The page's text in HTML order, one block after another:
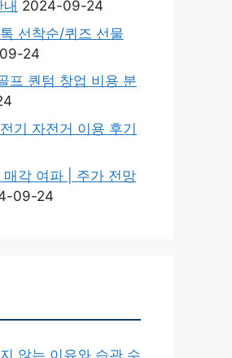
2024-09-24
선착순/퀴즈 선물
24
프 퀀텀 창업 비용 분
기 자전거 이용 후기
매각 여파 | 주가 전망
09-24
않는 이유와 습관 수